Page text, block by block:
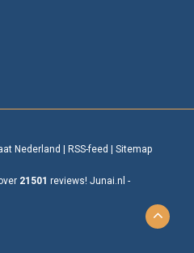
Nederland RSS-feed Sitemap
21501 reviews! Junai.nl -